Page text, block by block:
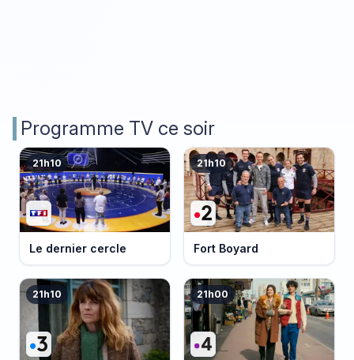
Programme TV ce soir
21h10
Le dernier cercle
21h10
Fort Boyard
21h10 21h00